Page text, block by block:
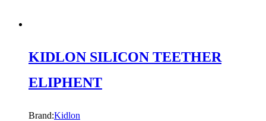
KIDLON SILICON TEETHER
ELIPHENT
Brand:Kidlon